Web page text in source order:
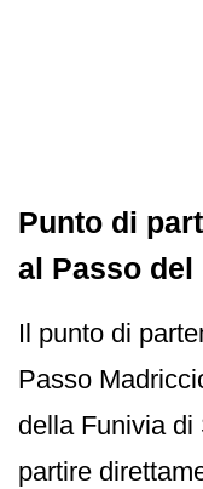
Punto di
al Passo
Il punto di
Passo
della Funivia
partire